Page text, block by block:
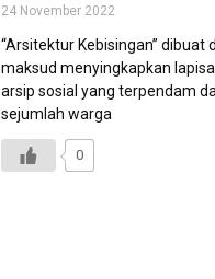
24 November 2022
“Arsitektur Kebisingan” dibuat
maksud menyingkapkan
arsip sosial yang terpendam
sejumlah warga
0